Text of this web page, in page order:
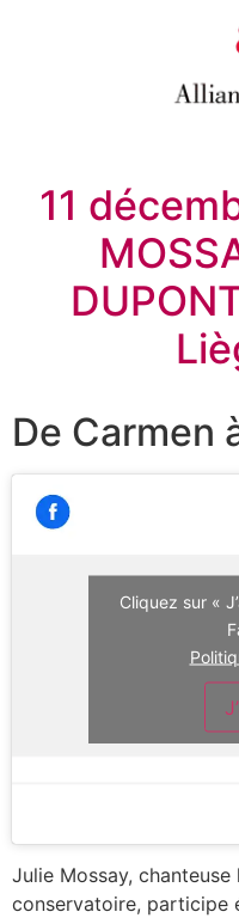
11
De Carmen
Cliquez sur «
Julie Mossay,
conservatoire, participe